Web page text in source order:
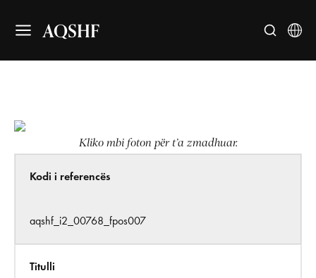
AQSHF
Kliko mbi foton për t’a zmadhuar.
Kodi i referencës
aqshf_i2_00768_fpos007
Titulli